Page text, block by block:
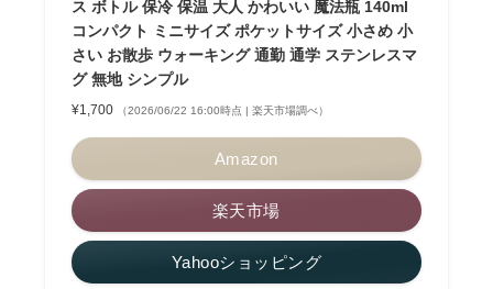
ス ボトル 保冷 保温 大人 かわいい 魔法瓶 140ml
コンパクト ミニサイズ ポケットサイズ 小さめ 小
さい お散歩 ウォーキング 通勤 通学 ステンレスマ
グ 無地 シンプル
¥1,700 （2026/06/22 16:00時点 | 楽天市場調べ）
Amazon
楽天市場
Yahooショッピング